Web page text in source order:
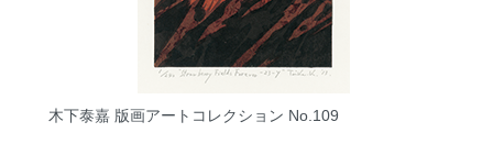
木下泰嘉 版画アートコレクション No.109